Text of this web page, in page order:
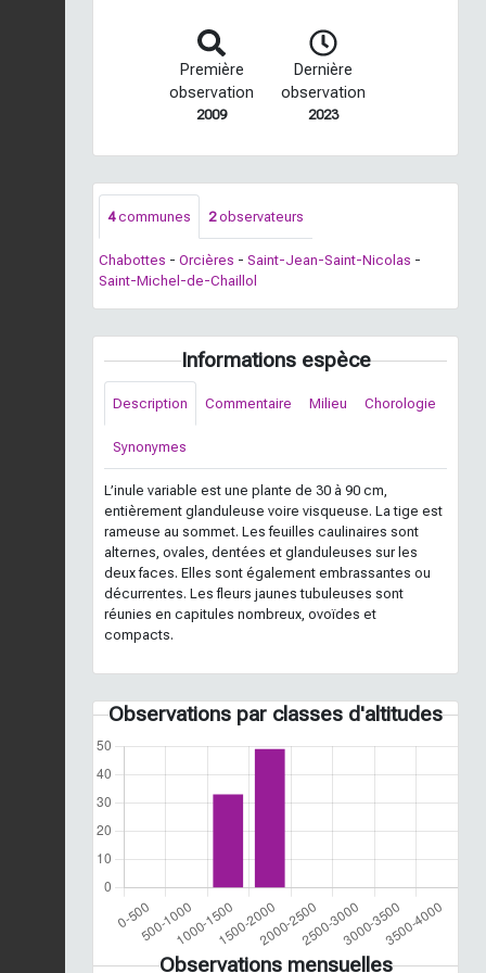
Première
observation
2009
Dernière
observation
2023
4communes 2observateurs
Chabottes - Orcières - Saint-Jean-Saint-Nicolas -
Saint-Michel-de-Chaillol
Informations espèce
Description Commentaire Milieu Chorologie
Synonymes
L’inule variable est une plante de 30 à 90 cm,
entièrement glanduleuse voire visqueuse. La tige est
rameuse au sommet. Les feuilles caulinaires sont
alternes, ovales, dentées et glanduleuses sur les
deux faces. Elles sont également embrassantes ou
décurrentes. Les fleurs jaunes tubuleuses sont
réunies en capitules nombreux, ovoïdes et
compacts.
Observations par classes d'altitudes
Observations mensuelles